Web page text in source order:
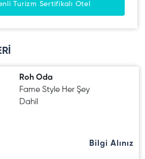
Turizm Sertifikalı Otel
Roh Oda
Fame Style Her Şey
Dahil
Bilgi Alınız